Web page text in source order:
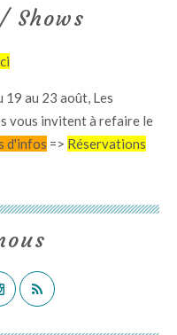
Shows
19 au 23 août, Les
vous invitent à refaire le
d'infos => Réservations